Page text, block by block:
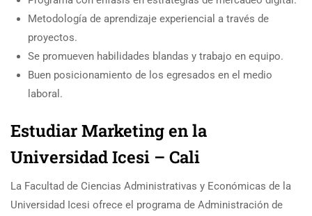
Metodología de aprendizaje experiencial a través de
proyectos.
Se promueven habilidades blandas y trabajo en equipo.
Buen posicionamiento de los egresados en el medio
laboral.
Estudiar Marketing en la
Universidad Icesi – Cali
La Facultad de Ciencias Administrativas y Económicas de la
Universidad Icesi ofrece el programa de Administración de